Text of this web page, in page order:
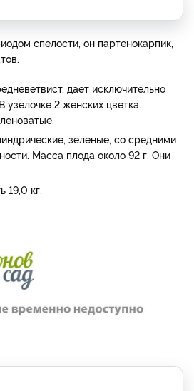
спелости, он партенокарпик,
дает исключительно
узелочке 2 женских цветка.
зеленые, со средними
Масса плода около 92 г. Они
19,0 кг.